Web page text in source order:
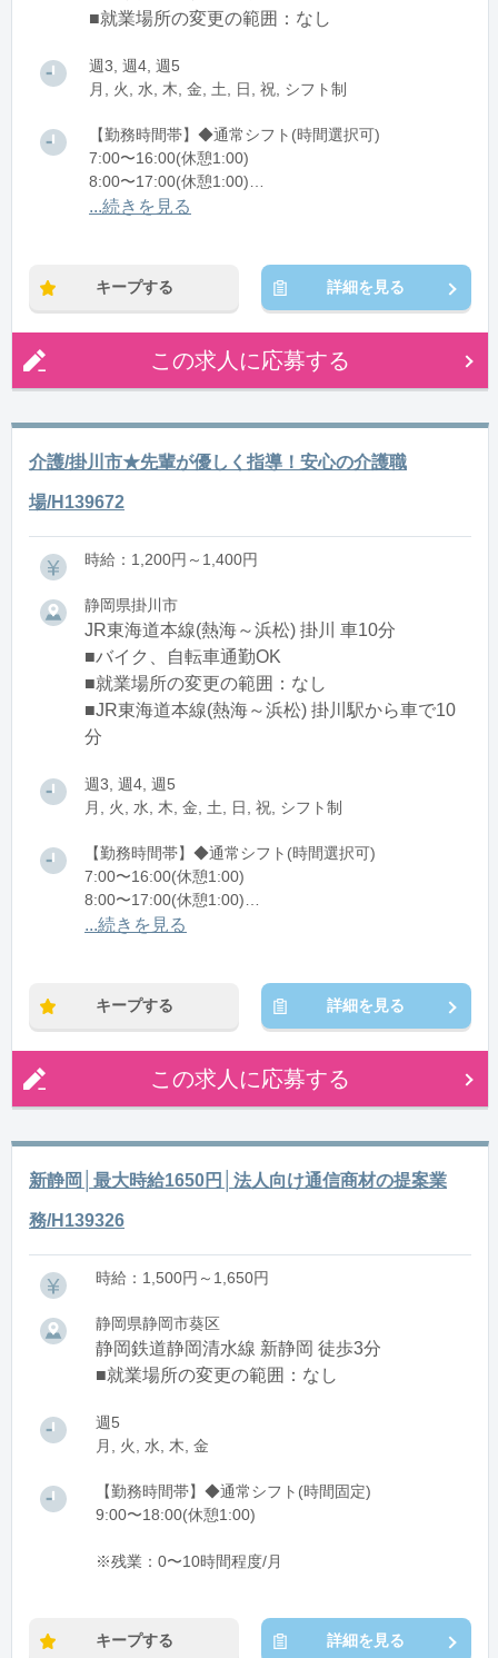
■就業場所の変更の範囲：なし
週3, 週4, 週5
月, 火, 水, 木, 金, 土, 日, 祝, シフト制
【勤務時間帯】◆通常シフト(時間選択可)
7:00〜16:00(休憩1:00)
8:00〜17:00(休憩1:00)
12:00〜21:00(休憩1:00)
...続きを見る
キープする 詳細を見る
この求人に応募する
介護/掛川市★先輩が優しく指導！安心の介護職
場/H139672
時給：1,200円～1,400円
静岡県掛川市
JR東海道本線(熱海～浜松) 掛川 車10分
■バイク、自転車通勤OK
■就業場所の変更の範囲：なし
■JR東海道本線(熱海～浜松) 掛川駅から車で10
分
週3, 週4, 週5
月, 火, 水, 木, 金, 土, 日, 祝, シフト制
【勤務時間帯】◆通常シフト(時間選択可)
7:00〜16:00(休憩1:00)
8:00〜17:00(休憩1:00)
12:00〜21:00(休憩1:00)
...続きを見る
キープする 詳細を見る
この求人に応募する
新静岡│最大時給1650円│法人向け通信商材の提案業
務/H139326
時給：1,500円～1,650円
静岡県静岡市葵区
静岡鉄道静岡清水線 新静岡 徒歩3分
■就業場所の変更の範囲：なし
週5
月, 火, 水, 木, 金
【勤務時間帯】◆通常シフト(時間固定)
9:00〜18:00(休憩1:00)
※残業：0〜10時間程度/月
キープする 詳細を見る